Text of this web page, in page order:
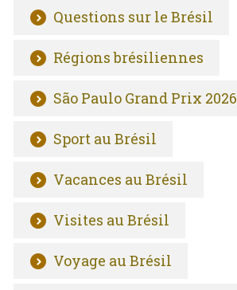
Questions sur le Brésil
Régions brésiliennes
São Paulo Grand Prix 2026
Sport au Brésil
Vacances au Brésil
Visites au Brésil
Voyage au Brésil